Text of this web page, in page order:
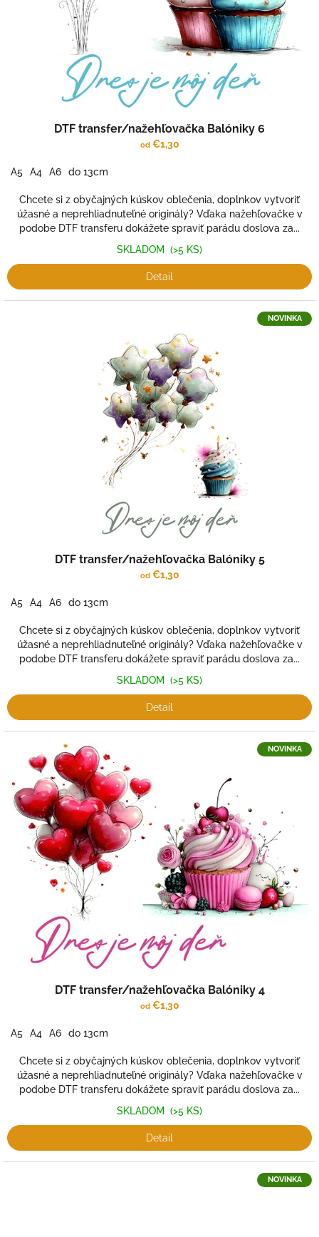
DTF transfer/nažehľovačka Balóniky 6
od€1,30
A5 A4 A6 do 13cm
Chcete si z obyčajných kúskov oblečenia, doplnkov vytvoriť
úžasné a neprehliadnuteľné originály? Vďaka nažehľovačke v
podobe DTF transferu dokážete spraviť parádu doslova za...
SKLADOM (>5 KS)
Detail
NOVINKA
DTF transfer/nažehľovačka Balóniky 5
od€1,30
A5 A4 A6 do 13cm
Chcete si z obyčajných kúskov oblečenia, doplnkov vytvoriť
úžasné a neprehliadnuteľné originály? Vďaka nažehľovačke v
podobe DTF transferu dokážete spraviť parádu doslova za...
SKLADOM (>5 KS)
Detail
NOVINKA
DTF transfer/nažehľovačka Balóniky 4
od€1,30
A5 A4 A6 do 13cm
Chcete si z obyčajných kúskov oblečenia, doplnkov vytvoriť
úžasné a neprehliadnuteľné originály? Vďaka nažehľovačke v
podobe DTF transferu dokážete spraviť parádu doslova za...
SKLADOM (>5 KS)
Detail
NOVINKA